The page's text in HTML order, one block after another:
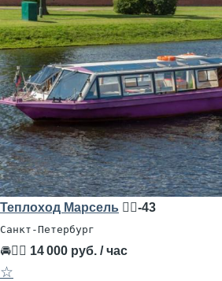
Теплоход Марсель 🧍‍♂️-43
Санкт-Петербург
🚘👨‍✈ 14 000 руб. / час
☆